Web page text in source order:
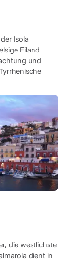
Isola
Eiland
und
die westlichste
dient in